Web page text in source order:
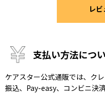
レ
支払い方法につ
ケアスター公式通販では、ク
振込、Pay-easy、コンビニ決